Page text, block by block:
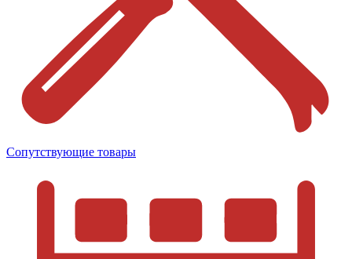
Сопутствующие товары